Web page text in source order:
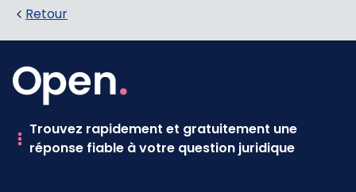
Retour
Trouvez rapidement et gratuitement une
réponse fiable à votre question juridique